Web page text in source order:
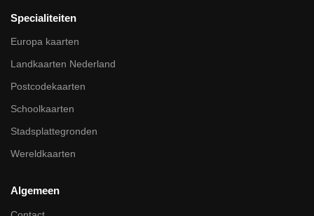
Specialiteiten
Europa kaarten
Landkaarten Nederland
Postcodekaarten
Schoolkaarten
Stadsplattegronden
Wereldkaarten
Algemeen